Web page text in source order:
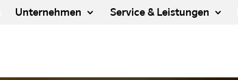
Unternehmen Service & Leistungen